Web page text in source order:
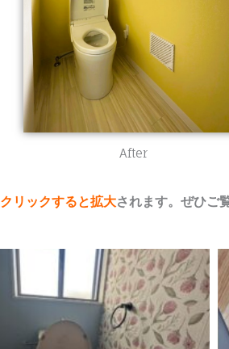
After
クリックすると拡大されます。ぜひご